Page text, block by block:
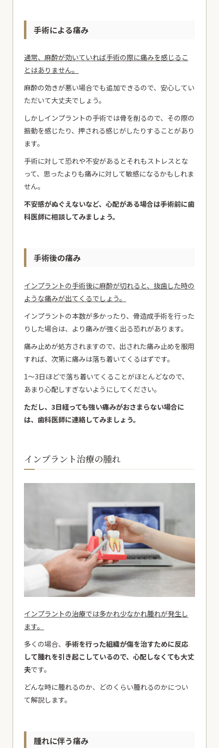
手術による痛み
通常、麻酔が効いていれば手術の際に痛みを感じるこ
とはありません。
麻酔の効きが悪い場合でも追加できるので、安心してい
ただいて大丈夫でしょう。
しかしインプラントの手術では骨を削るので、その際の
振動を感じたり、押される感じがしたりすることがあり
ます。
手術に対して恐れや不安があるとそれもストレスとな
って、思ったよりも痛みに対して敏感になるかもしれま
せん。
不安感がぬぐえないなど、心配がある場合は手術前に歯
科医師に相談してみましょう。
手術後の痛み
インプラントの手術後に麻酔が切れると、抜歯した時の
ような痛みが出てくるでしょう。
インプラントの本数が多かったり、骨造成手術を行った
りした場合は、より痛みが強く出る恐れがあります。
痛み止めが処方されますので、出された痛み止めを服用
すれば、次第に痛みは落ち着いてくるはずです。
1～3日ほどで落ち着いてくることがほとんどなので、
あまり心配しすぎないようにしてください。
ただし、3日経っても強い痛みがおさまらない場合に
は、歯科医師に連絡してみましょう。
インプラント治療の腫れ
インプラントの治療では多かれ少なかれ腫れが発生し
ます。
多くの場合、手術を行った組織が傷を治すために反応
して腫れを引き起こしているので、心配しなくても大丈
夫です。
どんな時に腫れるのか、どのくらい腫れるのかについ
て解説します。
腫れに伴う痛み